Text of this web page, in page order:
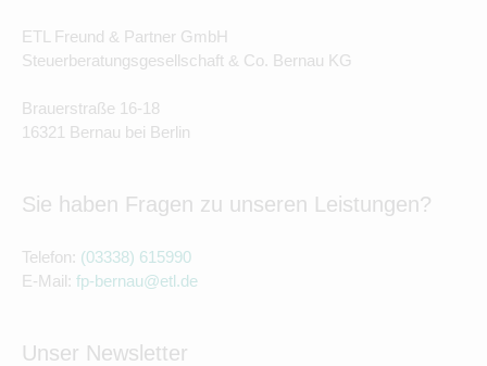
ETL Freund & Partner GmbH
Steuerberatungsgesellschaft & Co. Bernau KG
Brauerstraße 16-18
16321 Bernau bei Berlin
Sie haben Fragen zu unseren Leistungen?
Telefon: (03338) 615990
E-Mail: fp-bernau@etl.de
Unser Newsletter